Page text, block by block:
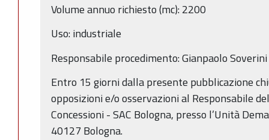
Volume annuo richiesto (mc): 2200
Uso: industriale
Responsabile procedimento: Gianpaolo Soverini
Entro 15 giorni dalla presente pubblicazione
opposizioni e/o osservazioni al Responsabile
Concessioni - SAC Bologna, presso l’Unità
40127 Bologna.